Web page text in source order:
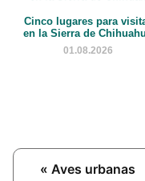
Cinco lugares para
en la Sierra de
01.08.2026
Previous
« Aves urbanas